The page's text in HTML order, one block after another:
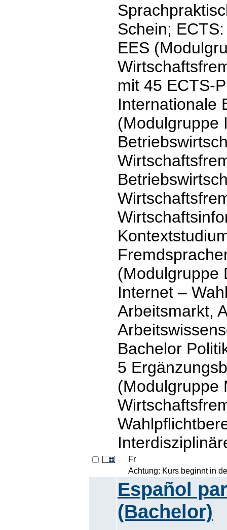
Schein;
EES
mit 45 ECTS-
Internationale
(Modulgruppe
(Modulgruppe
Internet –
Arbeitsmarkt,
Bachelor
5
(Modulgruppe
Fr
Achtung: Kurs beginnt in
Español
(Bachelor)